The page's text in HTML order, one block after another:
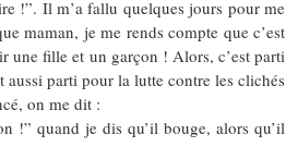
!”. Il m’a fallu quelques jours pour me
maman, je me rends compte que c’est
une fille et un garçon ! Alors, c’est parti
aussi parti pour la lutte contre les clichés
on me dit :
!” quand je dis qu’il bouge, alors qu’il